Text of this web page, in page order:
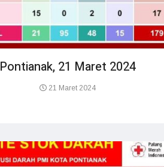
Pontianak, 21 Maret 2024
21 Maret 2024